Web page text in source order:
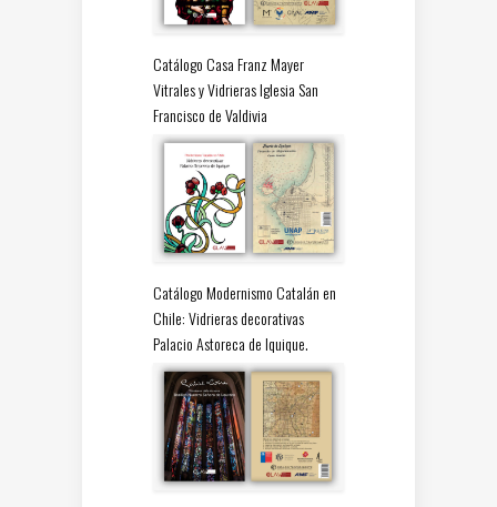
Catálogo Casa Franz Mayer
Vitrales y Vidrieras Iglesia San
Francisco de Valdivia
Catálogo Modernismo Catalán en
Chile: Vidrieras decorativas
Palacio Astoreca de Iquique.